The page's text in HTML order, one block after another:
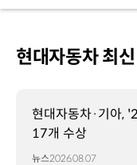
현대자동차 최
현대자동차·기아,
17개 수상
뉴스2026.08.07